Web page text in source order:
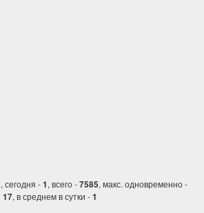
, сегодня -1, всего -7585, макс. одновременно -
17, в среднем в сутки -1